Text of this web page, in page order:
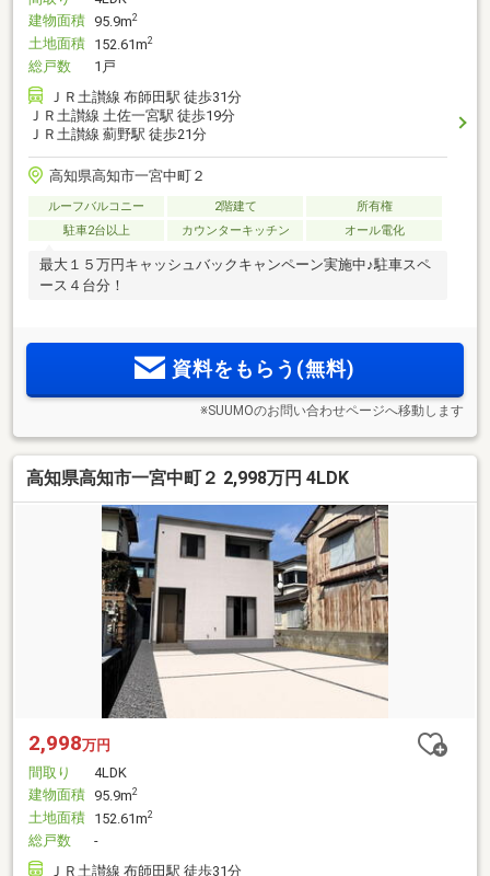
建物面積 95.9m2
土地面積 152.61m2
総戸数
1戸
ＪＲ土讃線 布師田駅 徒歩31分
ＪＲ土讃線 土佐一宮駅 徒歩19分
ＪＲ土讃線 薊野駅 徒歩21分
高知県高知市一宮中町２
ルーフバルコニー 2階建て
所有権
駐車2台以上
カウンターキッチン オール電化
最大１５万円キャッシュバックキャンペーン実施中♪駐車スペ
ース４台分！
資料をもらう(無料)
※SUUMOのお問い合わせページへ移動します
高知県高知市一宮中町２ 2,998万円 4LDK
2,998万円
間取り
4LDK
建物面積 95.9m2
土地面積 152.61m2
総戸数
-
ＪＲ土讃線 布師田駅 徒歩31分